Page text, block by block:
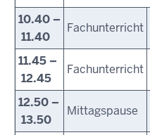
10.40 –
11.40
Fachunterricht
11.45 –
12.45
Fachunterricht
12.50 –
13.50
Mittagspause